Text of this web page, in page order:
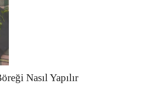
Nasıl Yapılır